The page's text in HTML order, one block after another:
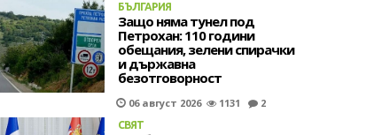
БЪЛГАРИЯ
Защо няма тунел под
Петрохан: 110 години
обещания, зелени спирачки
и държавна
безотговорност
06 август 2026 1131 2
СВЯТ